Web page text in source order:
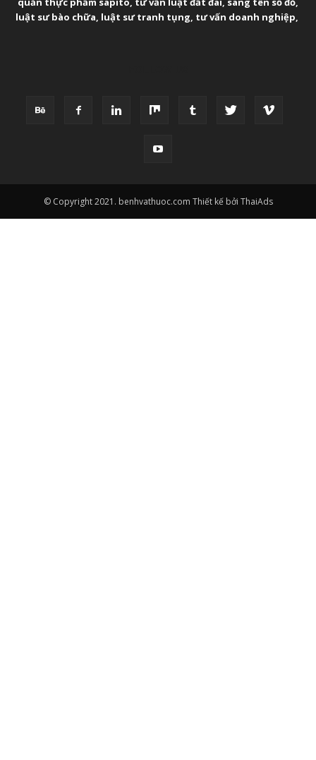
luật sư bào chữa, luật sư tranh tụng, tư vấn doanh nghiệp,
© Copyright 2021. benhvathuoc.com Thiết kế bởi ThaiAds